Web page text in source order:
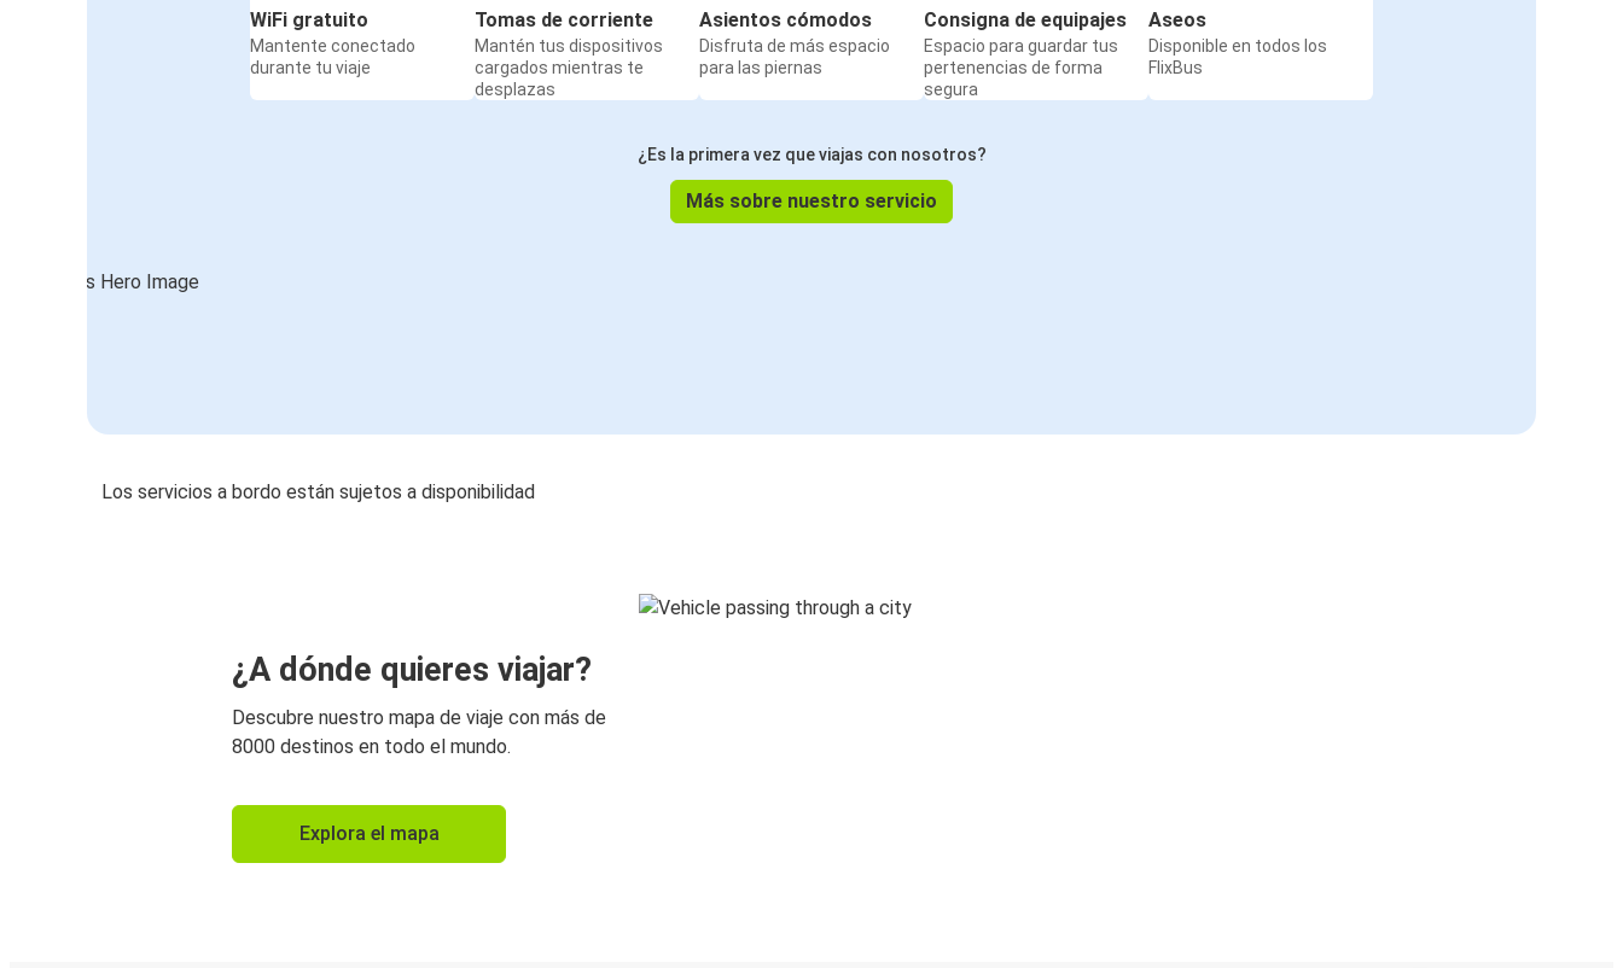
WiFi gratuito
Mantente conectado
durante tu viaje
Tomas de corriente
Mantén tus dispositivos
cargados mientras te
desplazas
Asientos cómodos
Disfruta de más espacio
para las piernas
Consigna de equipajes
Espacio para guardar tus
pertenencias de forma
segura
Aseos
Disponible en todos los
FlixBus
¿Es la primera vez que viajas con nosotros?
Más sobre nuestro servicio
Los servicios a bordo están sujetos a disponibilidad
¿A dónde quieres viajar?
Descubre nuestro mapa de viaje con más de
8000 destinos en todo el mundo.
Explora el mapa